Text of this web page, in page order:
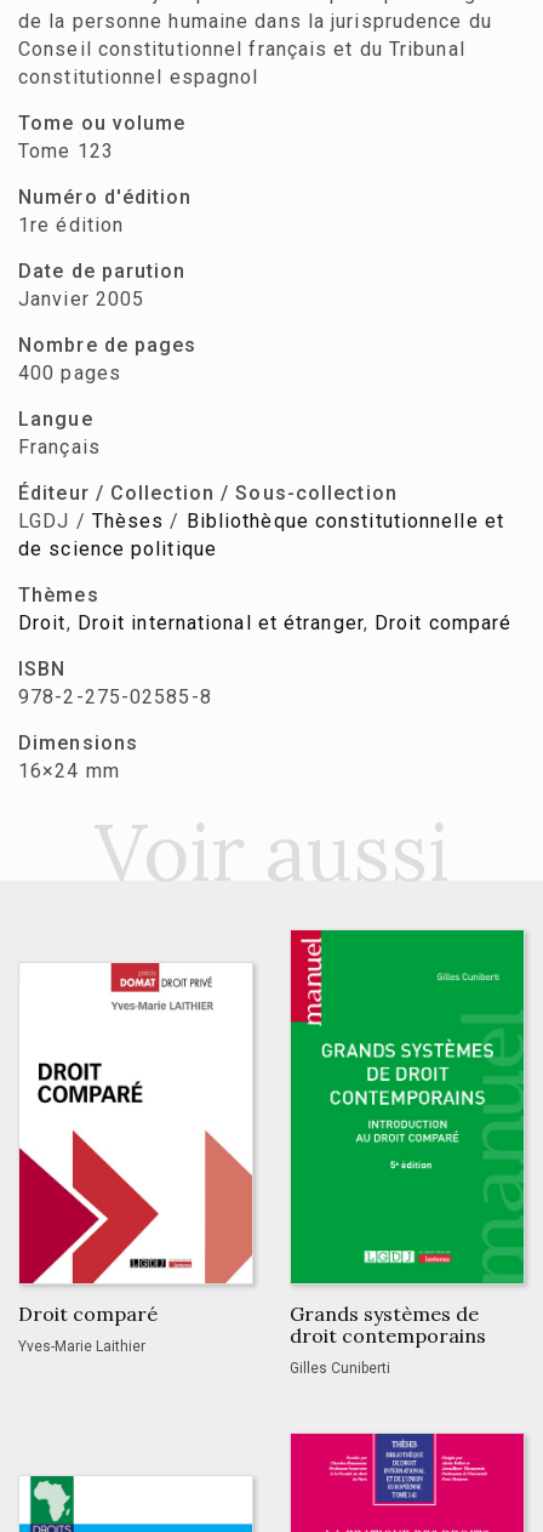
de la personne humaine dans la jurisprudence du
Conseil constitutionnel français et du Tribunal
constitutionnel espagnol
Tome ou volume
Tome 123
Numéro d'édition
1re édition
Date de parution
Janvier 2005
Nombre de pages
400 pages
Langue
Français
Éditeur / Collection / Sous-collection
LGDJ / Thèses / Bibliothèque constitutionnelle et
de science politique
Thèmes
Droit, Droit international et étranger, Droit comparé
ISBN
978-2-275-02585-8
Dimensions
16×24 mm
Voir aussi
Droit comparé
Yves-Marie Laithier
Grands systèmes de
droit contemporains
Gilles Cuniberti